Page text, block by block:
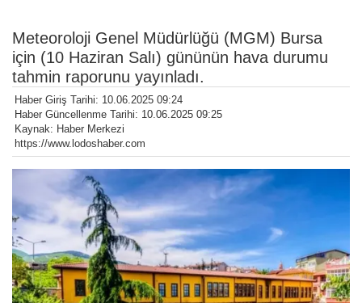
Meteoroloji Genel Müdürlüğü (MGM) Bursa
için (10 Haziran Salı) gününün hava durumu
tahmin raporunu yayınladı.
Haber Giriş Tarihi: 10.06.2025 09:24
Haber Güncellenme Tarihi: 10.06.2025 09:25
Kaynak: Haber Merkezi
https://www.lodoshaber.com